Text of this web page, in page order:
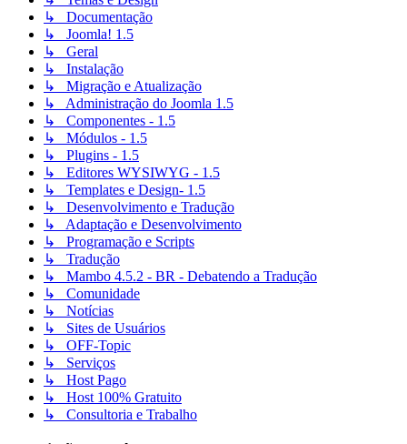
↳ Documentação
↳ Joomla! 1.5
↳ Geral
↳ Instalação
↳ Migração e Atualização
↳ Administração do Joomla 1.5
↳ Componentes - 1.5
↳ Módulos - 1.5
↳ Plugins - 1.5
↳ Editores WYSIWYG - 1.5
↳ Templates e Design- 1.5
↳ Desenvolvimento e Tradução
↳ Adaptação e Desenvolvimento
↳ Programação e Scripts
↳ Tradução
↳ Mambo 4.5.2 - BR - Debatendo a Tradução
↳ Comunidade
↳ Notícias
↳ Sites de Usuários
↳ OFF-Topic
↳ Serviços
↳ Host Pago
↳ Host 100% Gratuito
↳ Consultoria e Trabalho